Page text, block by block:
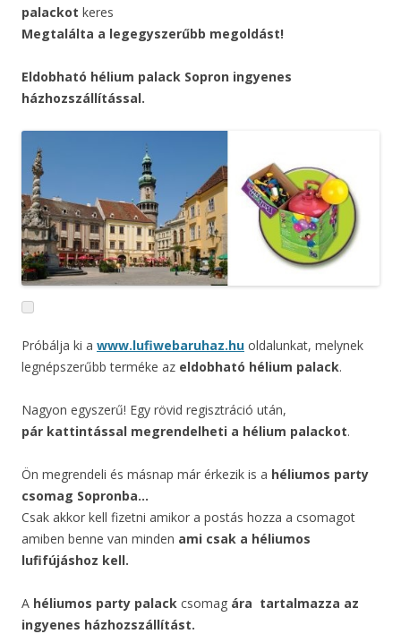
palackot keres
Megtalálta a legegyszerűbb megoldást!
Eldobható hélium palack Sopron ingyenes
házhozszállítással.
Próbálja ki a www.lufiwebaruhaz.hu oldalunkat, melynek
legnépszerűbb terméke az eldobható hélium palack.
Nagyon egyszerű! Egy rövid regisztráció után,
pár kattintással megrendelheti a hélium palackot.
Ön megrendeli és másnap már érkezik is a héliumos party
csomag Sopronba…
Csak akkor kell fizetni amikor a postás hozza a csomagot
amiben benne van minden ami csak a héliumos
lufifújáshoz kell.
A héliumos party palack csomag ára tartalmazza az
ingyenes házhozszállítást.